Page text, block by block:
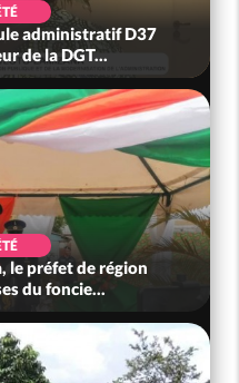
administratif D37
de la DGT...
le préfet de région
du foncie...